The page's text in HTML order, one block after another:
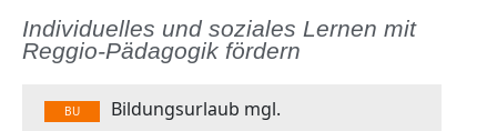
Individuelles und soziales Lernen mit
Reggio-Pädagogik fördern
BU Bildungsurlaub mgl.